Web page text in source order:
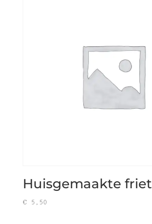
Huisgemaakte friet
€5,50